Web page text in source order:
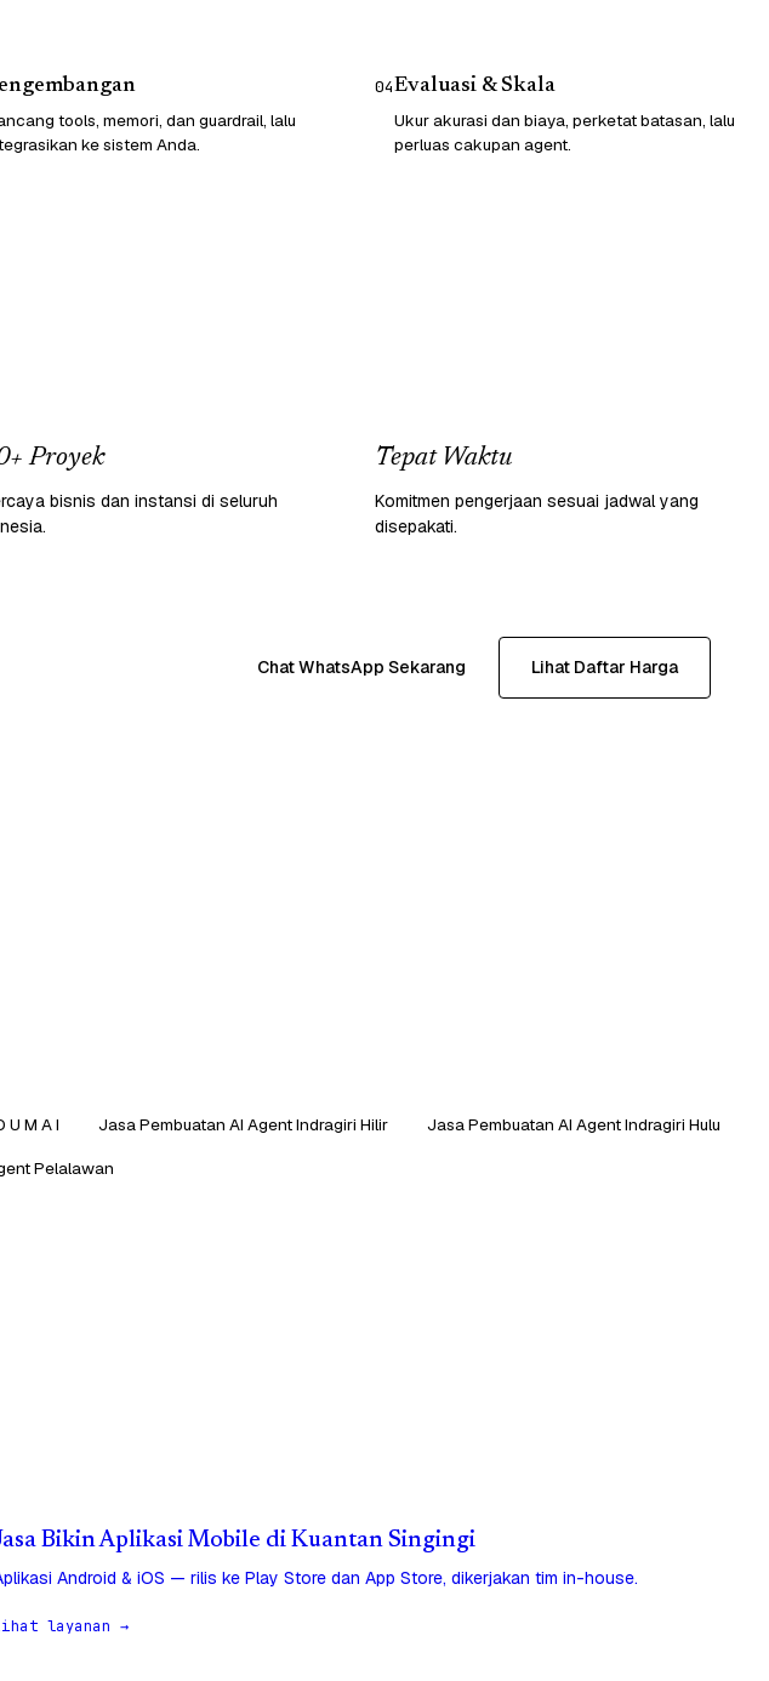
tools, memori, dan guardrail, lalu
ke sistem Anda.
04Evaluasi & Skala
Ukur akurasi dan biaya, perketat batasan, lalu
perluas cakupan agent.
Proyek
bisnis dan instansi di seluruh
Tepat Waktu
Komitmen pengerjaan sesuai jadwal yang
disepakati.
Chat WhatsApp Sekarang Lihat Daftar Harga
U M A I Jasa Pembuatan AI Agent Indragiri Hilir
Jasa Pembuatan AI Agent Indragiri Hulu
Pelalawan
Bikin Aplikasi Mobile di Kuantan Singingi
Android & iOS — rilis ke Play Store dan App Store, dikerjakan tim in-house.
layanan →